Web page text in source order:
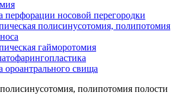
перфорации носовой перегородки
полисинусотомия, полипотомия
гайморотомия
ороантрального свища